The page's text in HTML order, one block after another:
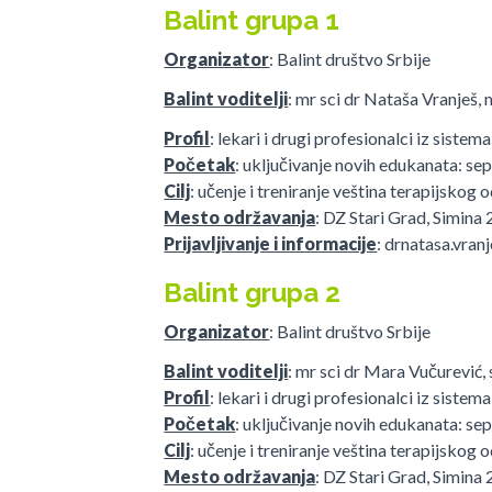
Balint grupa 1
Organizator: Balint društvo Srbije
Balint voditelji: mr sci dr Nataša
Profil: lekari i drugi profesionalci iz
Početak: uključivanje novih edukanata:
Cilj: učenje i treniranje veština terapijskog
Mesto održavanja: DZ Stari Grad, Simina
Prijavljivanje i informacije:
Balint grupa 2
Organizator: Balint društvo Srbije
Balint voditelji: mr sci dr Mara
Profil: lekari i drugi profesionalci iz
Početak: uključivanje novih edukanata:
Cilj: učenje i treniranje veština terapijskog
Mesto održavanja: DZ Stari Grad, Simina